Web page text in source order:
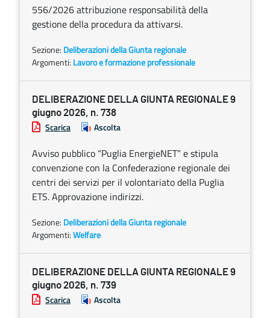
556/2026 attribuzione responsabilità della
gestione della procedura da attivarsi.
Sezione: Deliberazioni della Giunta regionale
Argomenti: Lavoro e formazione professionale
DELIBERAZIONE DELLA GIUNTA REGIONALE 9
giugno 2026, n. 738
Scarica Ascolta
Avviso pubblico “Puglia EnergieNET” e stipula
convenzione con la Confederazione regionale dei
centri dei servizi per il volontariato della Puglia
ETS. Approvazione indirizzi.
Sezione: Deliberazioni della Giunta regionale
Argomenti:Welfare
DELIBERAZIONE DELLA GIUNTA REGIONALE 9
giugno 2026, n. 739
Scarica Ascolta